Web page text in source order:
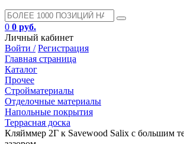
0 0 руб.
Личный кабинет
Войти / Регистрация
Главная страница
Каталог
Прочее
Стройматериалы
Отделочные материалы
Напольные покрытия
Террасная доска
Кляйммер 2Г к Savewood Salix с большим